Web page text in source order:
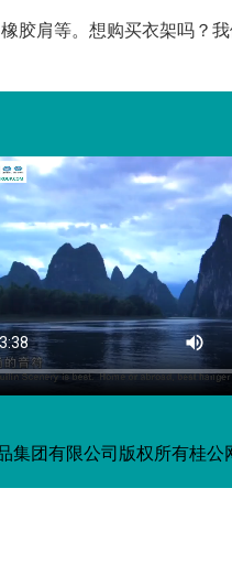
胶肩等。想购买衣架吗？我
集团有限公司版权所有桂公